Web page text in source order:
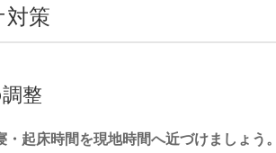
策
整
起床時間を現地時間へ近づけましょう。